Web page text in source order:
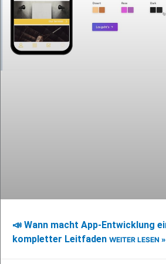
📣 Wann macht App-Entwicklung
kompletter Leitfaden WEITER LESEN »